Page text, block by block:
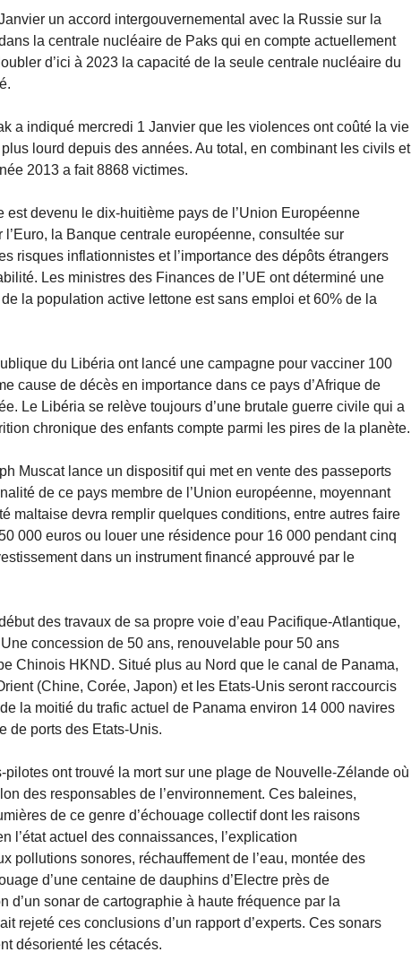
un accord intergouvernemental avec la Russie sur la
la centrale nucléaire de Paks qui en compte actuellement
d’ici à 2023 la capacité de la seule centrale nucléaire du
a indiqué mercredi 1 Janvier que les violences ont coûté la vie
lourd depuis des années. Au total, en combinant les civils et
2013 a fait 8868 victimes.
est devenu le dix-huitième pays de l’Union Européenne
la Banque centrale européenne, consultée sur
risques inflationnistes et l’importance des dépôts étrangers
Les ministres des Finances de l’UE ont déterminé une
la population active lettone est sans emploi et 60% de la
du Libéria ont lancé une campagne pour vacciner 100
cause de décès en importance dans ce pays d’Afrique de
Le Libéria se relève toujours d’une brutale guerre civile qui a
chronique des enfants compte parmi les pires de la planète.
Muscat lance un dispositif qui met en vente des passeports
de ce pays membre de l’Union européenne, moyennant
maltaise devra remplir quelques conditions, entre autres faire
000 euros ou louer une résidence pour 16 000 pendant cinq
dans un instrument financé approuvé par le
des travaux de sa propre voie d’eau Pacifique-Atlantique,
concession de 50 ans, renouvelable pour 50 ans
Chinois HKND. Situé plus au Nord que le canal de Panama,
(Chine, Corée, Japon) et les Etats-Unis seront raccourcis
la moitié du trafic actuel de Panama environ 14 000 navires
de ports des Etats-Unis.
pilotes ont trouvé la mort sur une plage de Nouvelle-Zélande où
des responsables de l’environnement. Ces baleines,
de ce genre d’échouage collectif dont les raisons
l’état actuel des connaissances, l’explication
pollutions sonores, réchauffement de l’eau, montée des
d’une centaine de dauphins d’Electre près de
d’un sonar de cartographie à haute fréquence par la
rejeté ces conclusions d’un rapport d’experts. Ces sonars
désorienté les cétacés.